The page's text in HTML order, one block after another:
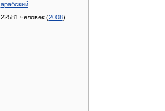
арабский
22581 человек (2008)